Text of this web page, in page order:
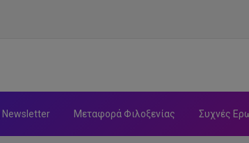
Μεταφορά Φιλοξενίας Συχνές